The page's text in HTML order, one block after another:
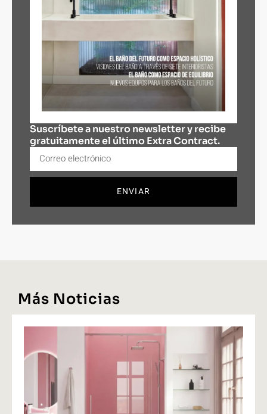
Suscríbete a nuestro newsletter y recibe
gratuitamente el último Extra Contract.
ENVIAR
Más Noticias